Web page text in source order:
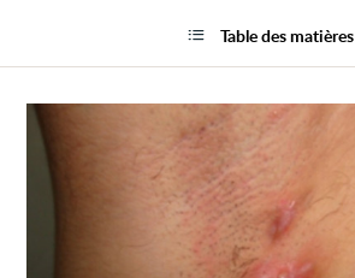
Table des matières